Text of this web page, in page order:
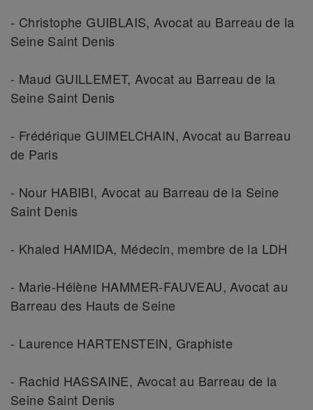
- Christophe GUIBLAIS, Avocat au Barreau de la
Seine Saint Denis
- Maud GUILLEMET, Avocat au Barreau de la
Seine Saint Denis
- Frédérique GUIMELCHAIN, Avocat au Barreau
de Paris
- Nour HABIBI, Avocat au Barreau de la Seine
Saint Denis
- Khaled HAMIDA, Médecin, membre de la LDH
- Marie-Hélène HAMMER-FAUVEAU, Avocat au
Barreau des Hauts de Seine
- Laurence HARTENSTEIN, Graphiste
- Rachid HASSAINE, Avocat au Barreau de la
Seine Saint Denis